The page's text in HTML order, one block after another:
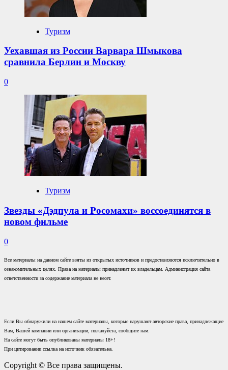
Туризм
Уехавшая из России Варвара Шмыкова
сравнила Берлин и Москву
0
Туризм
Звезды «Дэдпула и Росомахи» воссоединятся в
новом фильме
0
Все материалы на данном сайте взяты из открытых источников и предоставляются исключительно в
ознакомительных целях. Права на материалы принадлежат их владельцам. Администрация сайта
ответственности за содержание материала не несет.
Если Вы обнаружили на нашем сайте материалы, которые нарушают авторские права, принадлежащие
Вам, Вашей компании или организации, пожалуйста, сообщите нам.
На сайте могут быть опубликованы материалы 18+!
При цитировании ссылка на источник обязательна.
Copyright © Все права защищены.